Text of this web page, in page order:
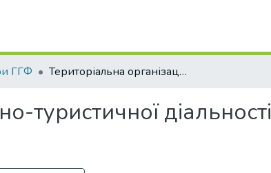
ГГФ Територіальна організація рекреаційно-туристичної діальності Одеського регіону
туристичної діальності